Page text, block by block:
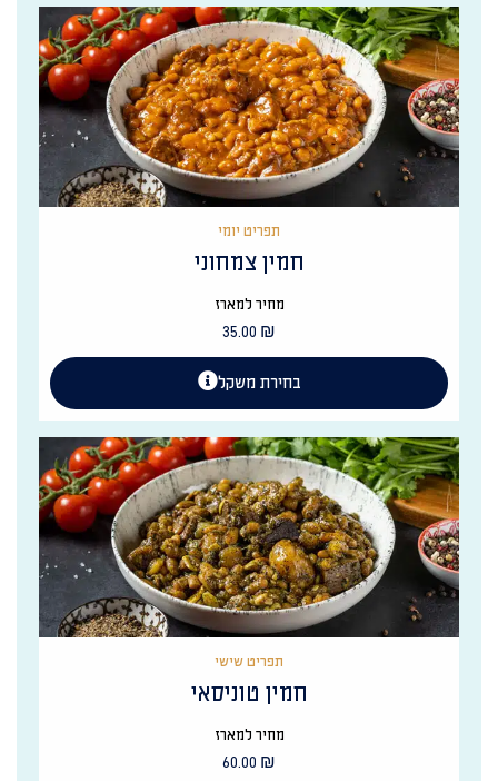
תפריט יומי
חמין צמחוני
מחיר למארז
35.00 ₪
בחירת משקל
תפריט שישי
חמין טוניסאי
מחיר למארז
60.00 ₪